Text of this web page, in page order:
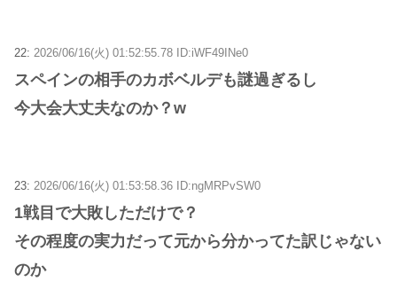
22: 2026/06/16(火) 01:52:55.78 ID:iWF49INe0
スペインの相手のカボベルデも謎過ぎるし
今大会大丈夫なのか？w
23: 2026/06/16(火) 01:53:58.36 ID:ngMRPvSW0
1戦目で大敗しただけで？
その程度の実力だって元から分かってた訳じゃない
のか